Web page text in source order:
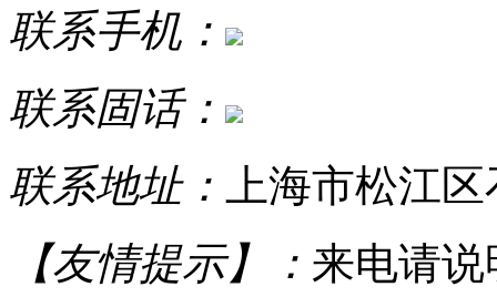
联系手机：
联系固话：
联系地址：
上海市松江
【友情提示】： 来电请